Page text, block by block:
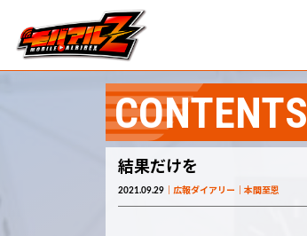
CONTENTS
結果だけを
2021.09.29 広報ダイアリー 本間至恩